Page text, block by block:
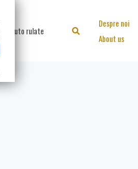
Auto rulate Search
Despre noi
About us